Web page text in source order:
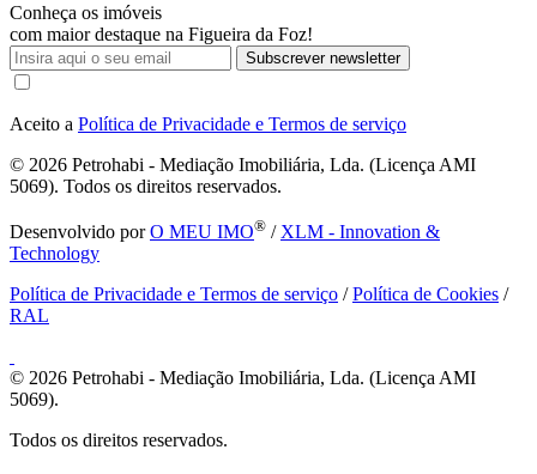
Conheça os imóveis
com maior destaque na Figueira da Foz!
Subscrever newsletter
Aceito a Política de Privacidade e Termos de serviço
© 2026 Petrohabi - Mediação Imobiliária, Lda. (Licença AMI
5069). Todos os direitos reservados.
Desenvolvido porO MEU IMO® / XLM - Innovation &
Technology
Política de Privacidade e Termos de serviço /Política de Cookies /
RAL
© 2026 Petrohabi - Mediação Imobiliária, Lda. (Licença AMI
5069).
Todos os direitos reservados.